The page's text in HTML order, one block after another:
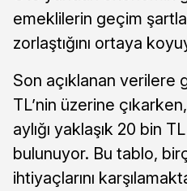
emeklilerin geçim
zorlaştığını ortaya
Son açıklanan verilere
TL’nin üzerine
aylığı yaklaşık 20 bin
bulunuyor. Bu tablo,
ihtiyaçlarını